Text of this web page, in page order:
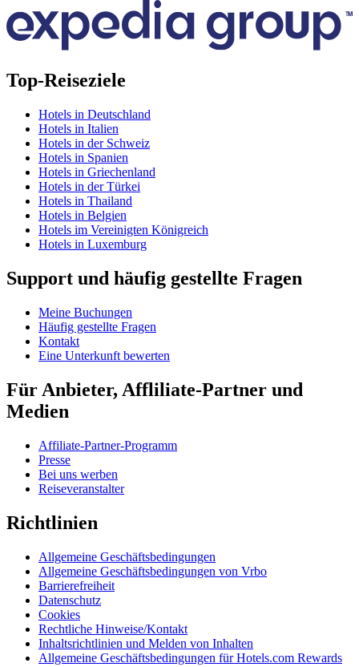
Top-Reiseziele
Hotels in Deutschland
Hotels in Italien
Hotels in der Schweiz
Hotels in Spanien
Hotels in Griechenland
Hotels in der Türkei
Hotels in Thailand
Hotels in Belgien
Hotels im Vereinigten Königreich
Hotels in Luxemburg
Support und häufig gestellte Fragen
Meine Buchungen
Häufig gestellte Fragen
Kontakt
Eine Unterkunft bewerten
Für Anbieter, Affliliate-Partner und
Medien
Affiliate-Partner-Programm
Presse
Bei uns werben
Reiseveranstalter
Richtlinien
Allgemeine Geschäftsbedingungen
Allgemeine Geschäftsbedingungen von Vrbo
Barrierefreiheit
Datenschutz
Cookies
Rechtliche Hinweise/Kontakt
Inhaltsrichtlinien und Melden von Inhalten
Allgemeine Geschäftsbedingungen für Hotels.com Rewards